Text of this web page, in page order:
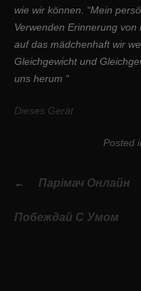
wie wir können. “Mein
Verwenden Erinnerung
auf das mädchenhaft wir
Gleichgewicht und
uns herum “
Dieses Gerät
Posted
navigation
Парімач Онлайн
Побеждай С Умом